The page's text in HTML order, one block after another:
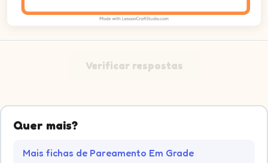
Verificar respostas
Quer mais?
Mais fichas de Pareamento Em Grade